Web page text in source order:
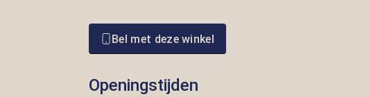
Bel met deze winkel
Openingstijden